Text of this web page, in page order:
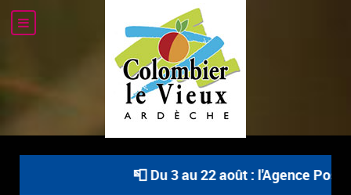
📮 Du 3 au 22 août : l'Agence